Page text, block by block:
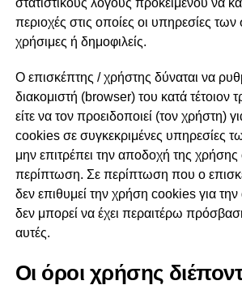
περιοχές στις οποίες οι υπηρεσίες των
χρήσιμες ή δημοφιλείς.
Ο επισκέπτης / χρήστης δύναται να
διακομιστή (browser) του κατά τέτοιον
είτε να τον προειδοποιεί (τον χρήστη)
cookies σε συγκεκριμένες υπηρεσίες
μην επιτρέπει την αποδοχή της
περίπτωση. Σε περίπτωση που ο
δεν επιθυμεί την χρήση cookies για
δεν μπορεί να έχει περαιτέρω
αυτές.
Οι όροι χρήσης